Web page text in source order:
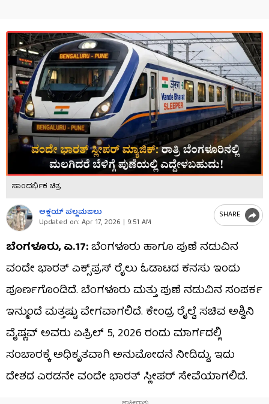
ಸಾಂದರ್ಭಿಕ ಚಿತ್ರ
ಅಕ್ಷಯ್​ ಪಲ್ಲಮಜಲು​​
Updated on: Apr 17, 2026 | 9:51 AM
SHARE
ಬೆಂಗಳೂರು, ಏ.17:ಬೆಂಗಳೂರು ಹಾಗೂ ಪುಣೆ ನಡುವಿನ
ವಂದೇ ಭಾರತ್​​ ಎಕ್ಸ್​​ಪ್ರಸ್ ರೈಲು ಓಡಾಟದ ಕನಸು ಇಂದು
ಪೂರ್ಣಗೊಂಡಿದೆ. ಬೆಂಗಳೂರು ಮತ್ತು ಪುಣೆ ನಡುವಿನ ಸಂಪರ್ಕ
ಇನ್ಮುಂದೆ ಮತ್ತಷ್ಟು ವೇಗವಾಗಲಿದೆ. ಕೇಂದ್ರ ರೈಲ್ವೆ ಸಚಿವ ಅಶ್ವಿನಿ
ವೈಷ್ಣವ್ ಅವರು ಏಪ್ರಿಲ್ 5, 2026 ರಂದು ಮಾರ್ಗದಲ್ಲಿ
ಸಂಚಾರಕ್ಕೆ ಅಧಿಕೃತವಾಗಿ ಅನುಮೋದನೆ ನೀಡಿದ್ದು, ಇದು
ದೇಶದ ಎರಡನೇ ವಂದೇ ಭಾರತ್ ಸ್ಲೀಪರ್ ಸೇವೆಯಾಗಲಿದೆ.